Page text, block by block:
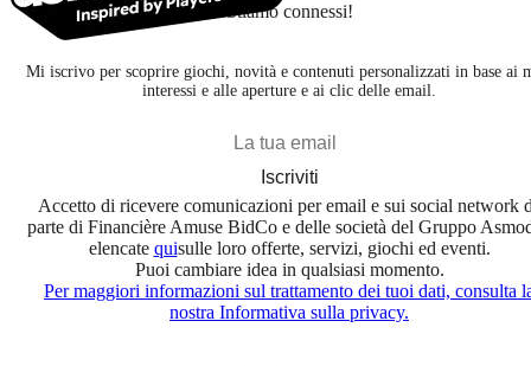
Stiamo connessi!
Mi iscrivo per scoprire giochi, novità e contenuti personalizzati in base ai
interessi e alle aperture e ai clic delle email.
Iscriviti
Accetto di ricevere comunicazioni per email e sui social network
parte di Financière Amuse BidCo e delle società del Gruppo
elencate quisulle loro offerte, servizi, giochi ed eventi.
Puoi cambiare idea in qualsiasi momento.
Per maggiori informazioni sul trattamento dei tuoi dati, consulta
nostra Informativa sulla privacy.